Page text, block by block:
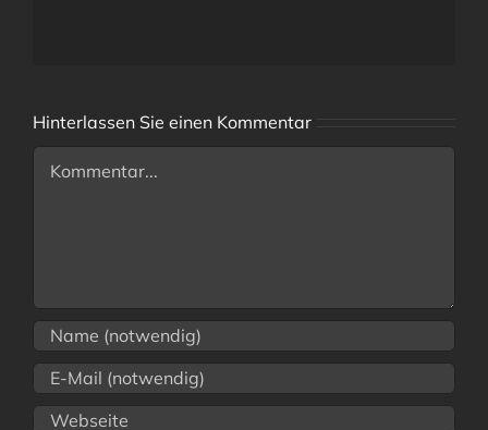
Hinterlassen Sie einen Kommentar
Comment